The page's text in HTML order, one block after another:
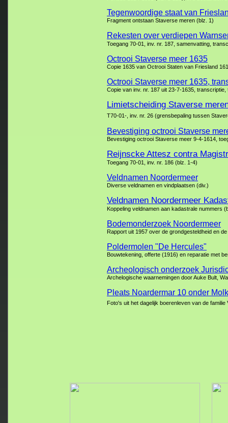
Tegenwoordige staat van
Fragment ontstaan Staverse meren (blz. 1)
Rekesten over verdiepen
Toegang 70-01, inv. nr. 187, samenvatting,
Octrooi Staverse meer 1635
Copie 1635 van Octrooi Staten van Friesland
Octrooi Staverse meer 1635,
Copie van inv. nr. 187 uit 23-7-1635,
Limietscheiding Staverse
T70-01-, inv. nr. 26 (grensbepaling tussen
Bevestiging octrooi Staverse
Bevestiging octrooi Staverse meer 9-4-1614,
Reijnscke Attesz contra
Toegang 70-01, inv. nr. 186 (blz. 1-4)
Veldnamen Noordermeer
Diverse veldnamen en vindplaatsen (div.)
Veldnamen Noordermeer
Koppeling veldnamen aan kadastrale nummers
Bodemonderzoek Noordermeer
Rapport uit 1957 over de grondgesteldheid en
Poldermolen "De Hercules"
Bouwtekening, offerte (1916) en reparatie met
Archeologisch onderzoek
Archelogische waarnemingen door Auke Bult,
Pleats Noardermar 10 onder
Foto's uit het dagelijk boerenleven van de familie